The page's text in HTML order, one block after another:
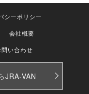
シーポリシー
会社概要
問い合わせ
JRA-VAN